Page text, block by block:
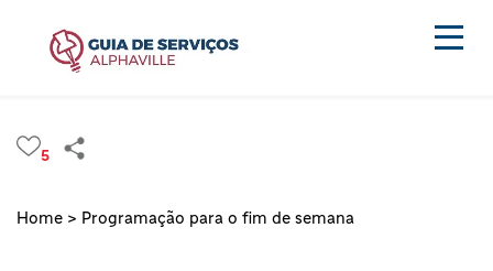
5
Home > Programação para o fim de semana